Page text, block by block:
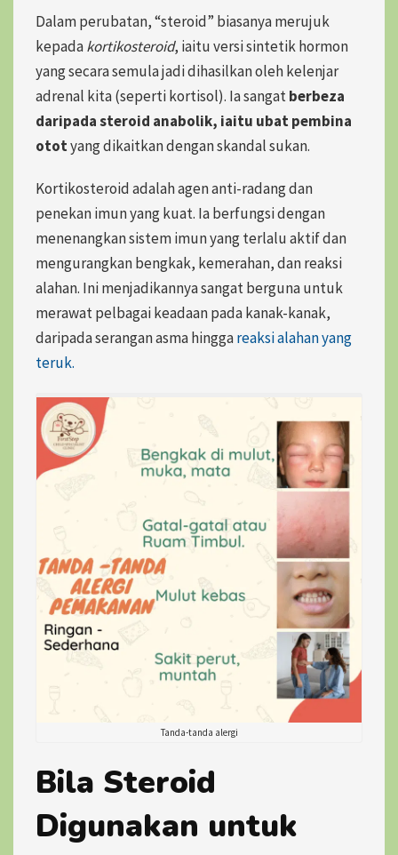
Dalam perubatan, “steroid” biasanya merujuk
kepadakortikosteroid, iaitu versisintetik hormon
yang secara semula jadi dihasilkan oleh kelenjar
adrenal kita(seperti kortisol). Ia sangatberbeza
daripada steroid anabolik, iaitu ubat pembina
ototyang dikaitkan dengan skandal sukan.
Kortikosteroid adalah agen anti-radang dan
penekan imun yang kuat. Ia berfungsi dengan
menenangkan sistem imun yang terlalu aktif dan
mengurangkan bengkak, kemerahan, dan reaksi
alahan. Ini menjadikannya sangat berguna untuk
merawat pelbagai keadaan pada kanak-kanak,
daripada serangan asma hinggareaksi alahan yang
teruk.
Tanda-tanda alergi
Bila Steroid
Digunakan untuk